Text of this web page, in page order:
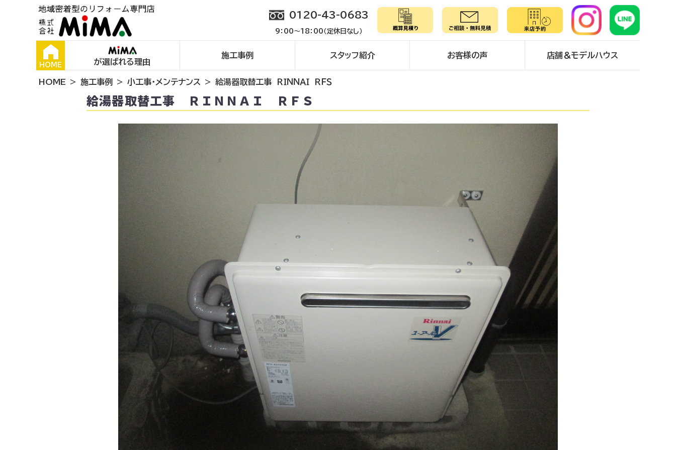
0120-43-0683
9：00～18：00（定休日なし）
HOME が選ばれる理由
施工事例 スタッフ紹介 お客様の声 店舗＆モデルハウス
HOME 施工事例 小工事・メンテナンス 給湯器取替工事 ＲＩＮＮＡＩ ＲＦＳ
給湯器取替工事 ＲＩＮＮＡＩ ＲＦＳ